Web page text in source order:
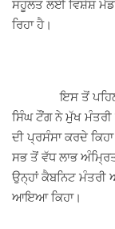
ਸਹੂਲਤ ਲਈ ਵਿਸ਼ੇਸ਼
ਰਿਹਾ ਹੈ।
ਇਸ ਤੋਂ ਪਹਿਲਾਂ
ਸਿੰਘ ਟੌਂਗ ਨੇ ਮੁੱਖ
ਦੀ ਪ੍ਰਸੰਸਾ ਕਰਦੇ
ਸਭ ਤੋਂ ਵੱਧ ਲਾਭ
ਉਨ੍ਹਾਂ ਕੈਬਨਿਟ
ਆਇਆ ਕਿਹਾ।